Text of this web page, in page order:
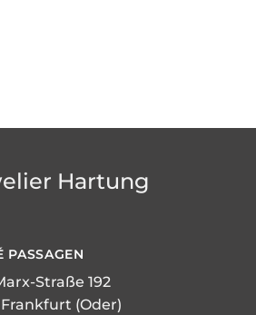
Hartung
PASSAGEN
Straße 192
Frankfurt (Oder)